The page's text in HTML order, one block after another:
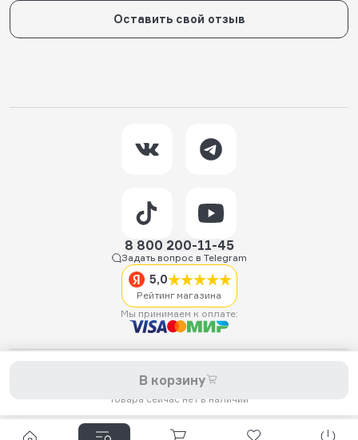
В корзину
Товара сейчас нет в наличии
Оставить свой отзыв
8 800 200-11-45
Задать вопрос в Telegram
5,0
Рейтинг магазина
Мы принимаем к оплате:
самокатов, запчастей для самокатов, аксессуаров, экипировки,
одежды и обуви.